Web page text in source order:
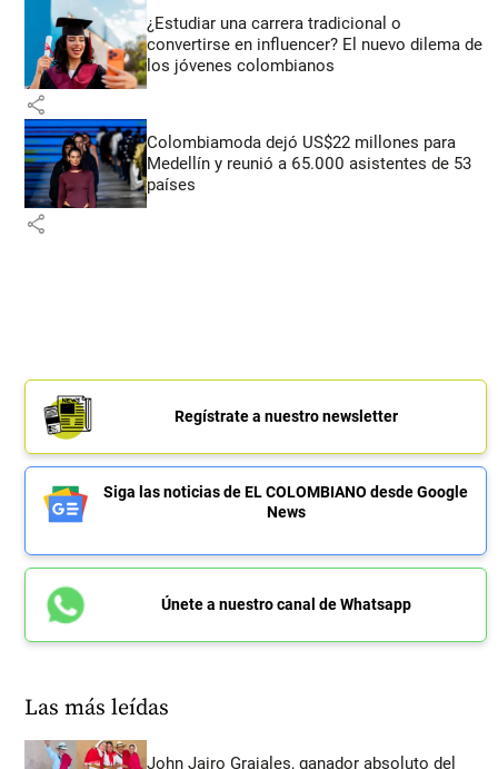
¿Estudiar una carrera tradicional o
convertirse en influencer? El nuevo dilema de
los jóvenes colombianos
share
Colombiamoda dejó US$22 millones para
Medellín y reunió a 65.000 asistentes de 53
países
share
Regístrate a nuestro newsletter
Siga las noticias de EL COLOMBIANO desde Google
News
Únete a nuestro canal de Whatsapp
Las más leídas
John Jairo Grajales, ganador absoluto del